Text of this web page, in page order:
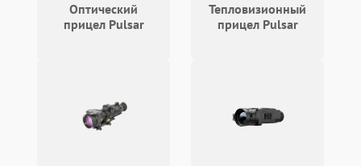
Оптический
прицел Pulsar
Тепловизионный
прицел Pulsar